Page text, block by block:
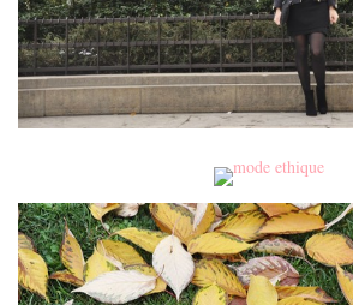
LIFESTYLE
ME CONTACTER
A PROPOS